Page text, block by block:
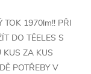
TOK 1970lm!! PŘI
DO TĚELES S
KUS ZA KUS
POTŘEBY V